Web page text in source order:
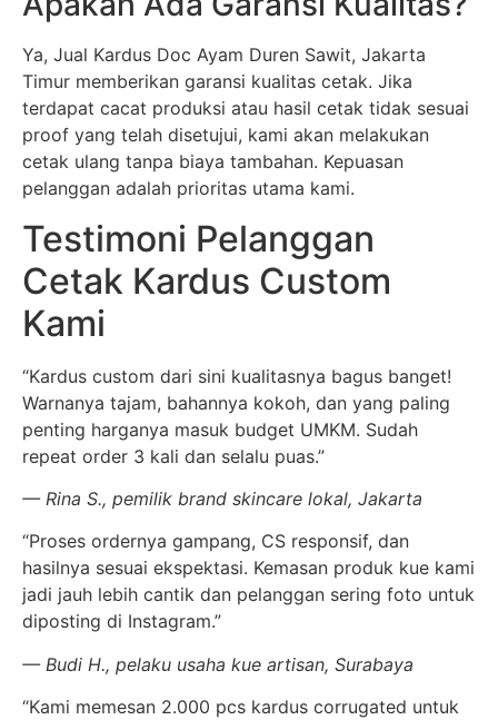
Ya, Jual Kardus Doc Ayam Duren Sawit, Jakarta
Timur memberikan garansi kualitas cetak. Jika
terdapat cacat produksi atau hasil cetak tidak sesuai
proof yang telah disetujui, kami akan melakukan
cetak ulang tanpa biaya tambahan. Kepuasan
pelanggan adalah prioritas utama kami.
Testimoni Pelanggan
Cetak Kardus Custom
Kami
“Kardus custom dari sini kualitasnya bagus banget!
Warnanya tajam, bahannya kokoh, dan yang paling
penting harganya masuk budget UMKM. Sudah
repeat order 3 kali dan selalu puas.”
— Rina S., pemilik brand skincare lokal, Jakarta
“Proses ordernya gampang, CS responsif, dan
hasilnya sesuai ekspektasi. Kemasan produk kue kami
jadi jauh lebih cantik dan pelanggan sering foto untuk
diposting di Instagram.”
— Budi H., pelaku usaha kue artisan, Surabaya
“Kami memesan 2.000 pcs kardus corrugated untuk